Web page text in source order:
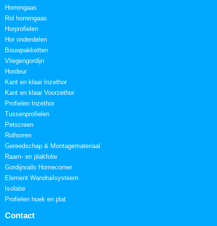
Horrengaas
Rol horrengaas
Horprofielen
Hor onderdelen
Bouwpakketten
Vliegengordijn
Hordeur
Kant en klaar Inzethor
Kant en klaar Voorzethor
Profielen Inzethor
Tussenprofielen
Petscreen
Rolhorren
Gereedschap & Montagemateriaal
Raam- en plakfolie
Gordijnrails Homecorner
Element Wandrailsysteem
Isolatie
Profielen hoek en plat
Contact